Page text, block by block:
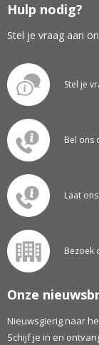
Hulp nodig?
Stel je vraag aan
Stel je
Bel ons
Laat
Bezoek
Onze
Nieuwsgierig naar
Schijf je in en